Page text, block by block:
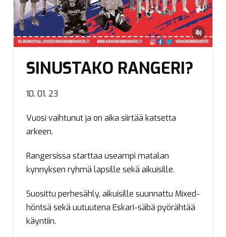
SINUSTAKO RANGERI?
10. 01. 23
Vuosi vaihtunut ja on aika siirtää katsetta
arkeen.
Rangersissa starttaa useampi matalan
kynnyksen ryhmä lapsille sekä aikuisille.
Suosittu perhesähly, aikuisille suunnattu Mixed-
höntsä sekä uutuutena Eskari-säbä pyörähtää
käyntiin.